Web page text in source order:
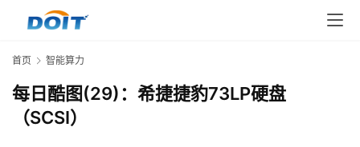
首页 智能算力
每日酷图(29)：希捷捷豹73LP硬盘
（SCSI）